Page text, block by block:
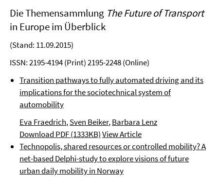
Die Themensammlung The Future of Transport
in Europe im Überblick
(Stand: 11.09.2015)
ISSN: 2195-4194 (Print) 2195-2248 (Online)
Transition pathways to fully automated driving and its
implications for the sociotechnical system of
automobility
Eva Fraedrich,Sven Beiker,Barbara Lenz
Download PDF (1333KB)View Article
Technopolis, shared resources or controlled mobility? A
net-based Delphi-study to explore visions of future
urban daily mobility in Norway